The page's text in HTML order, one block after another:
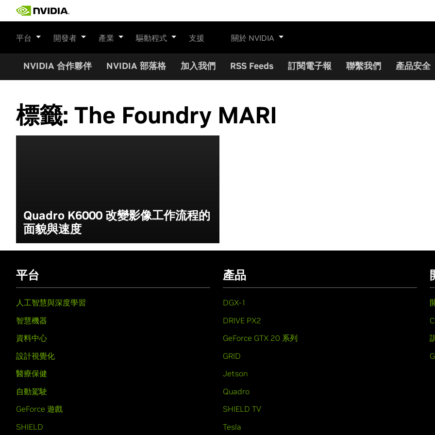
平台 開發者 產業 驅動程式 支援 關於 NVIDIA
NVIDIA 合作夥伴 NVIDIA 部落格 加入我們 RSS Feeds 訂閱電子報 聯繫我們 產品安全
標籤: The Foundry MARI
Quadro K6000 改變影像工作流程的
面貌與速度
平台
人工智慧與深度學習
智慧機器
資料中心
設計視覺化
醫療保健
自動駕駛
GeForce 遊戲
SHIELD
產品
DGX-1
DRIVE PX2
GeForce GTX 20 系列
GRID
Jetson
Quadro
SHIELD TV
Tesla